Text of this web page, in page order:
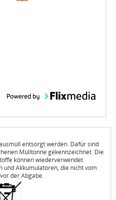
entsorgt werden. Dafür sind
Mülltonne gekennzeichnet. Die
können wiederverwendet
und Akkumulatoren, die nicht vom
der Abgabe.